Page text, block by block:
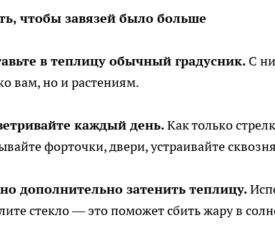
чтобы завязей было больше
в теплицу обычный градусник. С
вам, но и растениям.
каждый день.Как только
форточки, двери, устраивайте
дополнительно затенить теплицу.
стекло — это поможет сбить жару в